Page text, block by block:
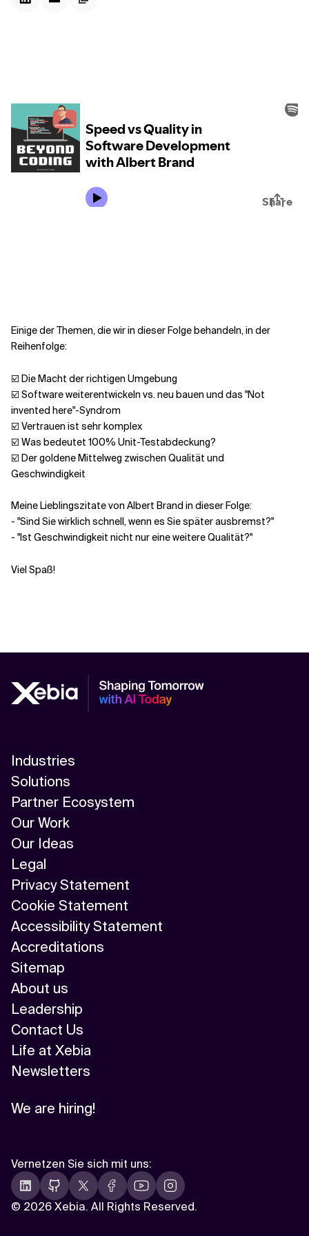
Verwandte Themen
Einige der Themen, die wir in dieser Folge behandeln, in der
Reihenfolge:
☑️ Die Macht der richtigen Umgebung
☑️ Software weiterentwickeln vs. neu bauen und das "Not
invented here"-Syndrom
☑️ Vertrauen ist sehr komplex
☑️ Was bedeutet 100% Unit-Testabdeckung?
☑️ Der goldene Mittelweg zwischen Qualität und
Geschwindigkeit
Meine Lieblingszitate von Albert Brand in dieser Folge:
- "Sind Sie wirklich schnell, wenn es Sie später ausbremst?"
- "Ist Geschwindigkeit nicht nur eine weitere Qualität?"
Viel Spaß!
Industries
Solutions
Partner Ecosystem
Our Work
Our Ideas
Legal
Privacy Statement
Cookie Statement
Accessibility Statement
Accreditations
Sitemap
About us
Leadership
Contact Us
Life at Xebia
Newsletters
We are hiring!
© 2026 Xebia. All Rights Reserved.
Vernetzen Sie sich mit uns: